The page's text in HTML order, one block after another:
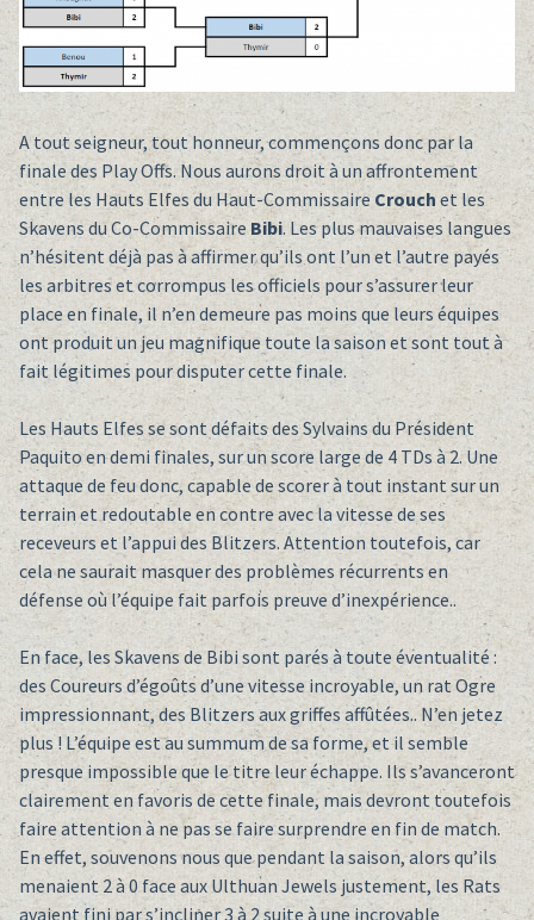
A tout seigneur, tout honneur, commençons donc par la
finale des Play Offs. Nous aurons droit à un affrontement
entre les Hauts Elfes du Haut-Commissaire Crouch et les
Skavens du Co-Commissaire Bibi. Les plus mauvaises langues
n’hésitent déjà pas à affirmer qu’ils ont l’un et l’autre payés
les arbitres et corrompus les officiels pour s’assurer leur
place en finale, il n’en demeure pas moins que leurs équipes
ont produit un jeu magnifique toute la saison et sont tout à
fait légitimes pour disputer cette finale.
Les Hauts Elfes se sont défaits des Sylvains du Président
Paquito en demi finales, sur un score large de 4 TDs à 2. Une
attaque de feu donc, capable de scorer à tout instant sur un
terrain et redoutable en contre avec la vitesse de ses
receveurs et l’appui des Blitzers. Attention toutefois, car
cela ne saurait masquer des problèmes récurrents en
défense où l’équipe fait parfois preuve d’inexpérience..
En face, les Skavens de Bibi sont parés à toute éventualité :
des Coureurs d’égoûts d’une vitesse incroyable, un rat Ogre
impressionnant, des Blitzers aux griffes affûtées.. N’en jetez
plus ! L’équipe est au summum de sa forme, et il semble
presque impossible que le titre leur échappe. Ils s’avanceront
clairement en favoris de cette finale, mais devront toutefois
faire attention à ne pas se faire surprendre en fin de match.
En effet, souvenons nous que pendant la saison, alors qu’ils
menaient 2 à 0 face aux Ulthuan Jewels justement, les Rats
avaient fini par s’incliner 3 à 2 suite à une incroyable